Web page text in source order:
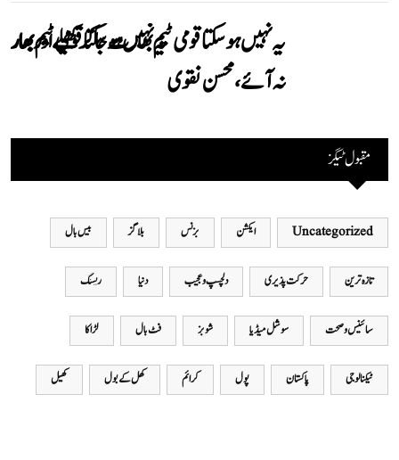
یہ نہیں ہوسکتا قومی ٹیم بھارت جاکر کھیلے اور
نہ آئے، محسن نقوی
مقبول ٹیگز
Uncategorized ایکشن بزنس بلاگز بیس بال
تازہ ترین حرکت پذیری دلچسپ و عجیب دنیا ریسنگ
سائینس و صحت سوشل میڈیا شوبز فٹ بال لڑاکا
ٹیکنالوجی پاکستان پول کرائم کھل کے بول کھیل